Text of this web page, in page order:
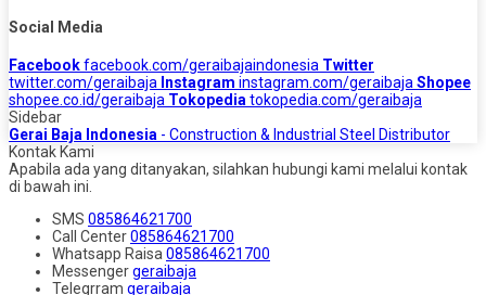
Social Media
Facebookfacebook.com/geraibajaindonesia Twitter
twitter.com/geraibaja Instagram instagram.com/geraibaja Shopee
shopee.co.id/geraibaja Tokopedia tokopedia.com/geraibaja
Sidebar
Gerai Baja Indonesia - Construction & Industrial Steel Distributor
Kontak Kami
Apabila ada yang ditanyakan, silahkan hubungi kami melalui kontak
di bawah ini.
SMS 085864621700
Call Center085864621700
Whatsapp Raisa 085864621700
Messengergeraibaja
Telegrram geraibaja